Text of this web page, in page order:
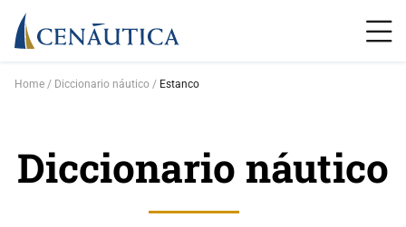
Home Diccionario náutico Estanco
Diccionario náutico